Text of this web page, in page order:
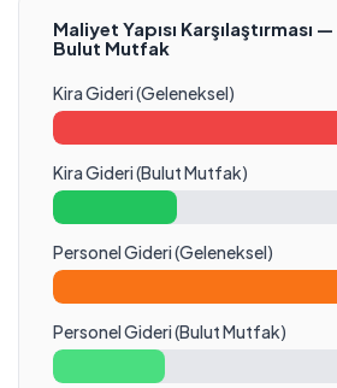
Maliyet Yapısı Karşılaştırması
Bulut Mutfak
Kira Gideri (Geleneksel)
Kira Gideri (Bulut Mutfak)
Personel Gideri (Geleneksel)
Personel Gideri (Bulut Mutfak)